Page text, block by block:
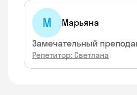
М Марьяна
Замечательный
Репетитор: Светлана